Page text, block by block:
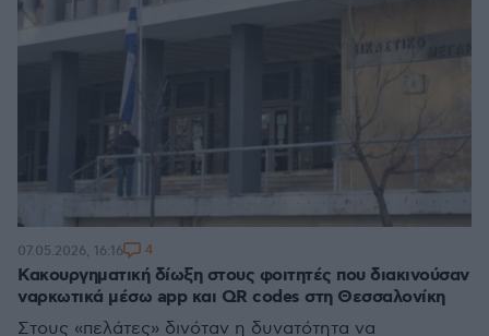
Κακουργηματική δίωξη στους φοιτητές που διακινούσαν
ναρκωτικά μέσω app και QR codes στη Θεσσαλονίκη
Στους «πελάτες» δινόταν η δυνατότητα να
07.05.2026, 16:16 4